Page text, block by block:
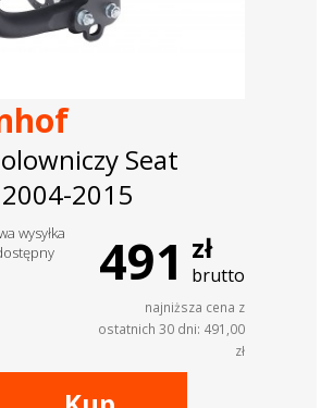
Seat
2015
wysyłka
491 zł
brutto
najniższa cena z
ostatnich 30 dni: 491,00
zł